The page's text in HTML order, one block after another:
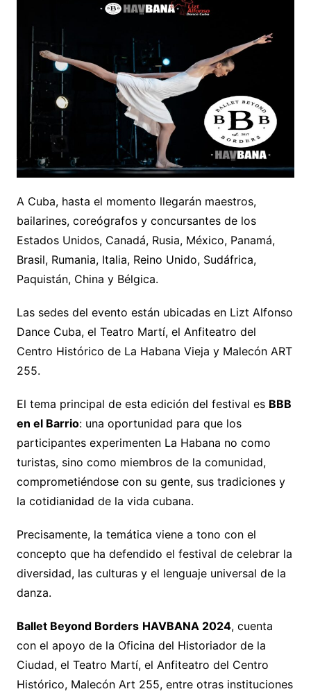
A Cuba, hasta el momento llegarán maestros,
bailarines, coreógrafos y concursantes de los
Estados Unidos, Canadá, Rusia, México, Panamá,
Brasil, Rumania, Italia, Reino Unido, Sudáfrica,
Paquistán, China y Bélgica.
Las sedes del evento están ubicadas en Lizt Alfonso
Dance Cuba, el Teatro Martí, el Anfiteatro del
Centro Histórico de La Habana Vieja y Malecón ART
255.
El tema principal de esta edición del festival es BBB
en el Barrio: una oportunidad para que los
participantes experimenten La Habana no como
turistas, sino como miembros de la comunidad,
comprometiéndose con su gente, sus tradiciones y
la cotidianidad de la vida cubana.
Precisamente, la temática viene a tono con el
concepto que ha defendido el festival de celebrar la
diversidad, las culturas y el lenguaje universal de la
danza.
Ballet Beyond Borders HAVBANA 2024, cuenta
con el apoyo de la Oficina del Historiador de la
Ciudad, el Teatro Martí, el Anfiteatro del Centro
Histórico, Malecón Art 255, entre otras instituciones